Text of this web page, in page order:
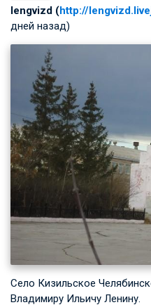
lengvizd (http://
дней назад)
Село Кизильское
Владимиру Ильичу Ленину.